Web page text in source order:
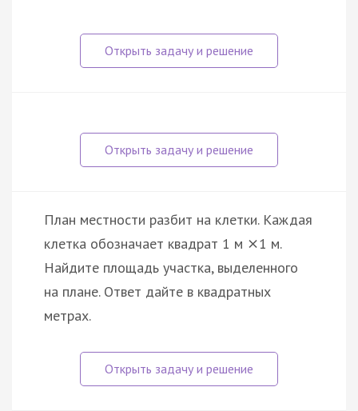
План местности разбит на клетки. Каждая
клетка обозначает квадрат 1 м ×1 м.
Найдите площадь участка, выделенного
на плане. Ответ дайте в квадратных
метрах.